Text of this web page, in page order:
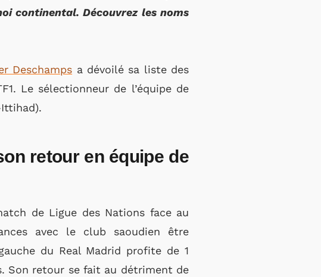
continental. Découvrez les noms
Deschamps a dévoilé sa liste des
Le sélectionneur de l’équipe de
retour en équipe de
de Ligue des Nations face au
avec le club saoudien être
du Real Madrid profite de 1
Son retour se fait au détriment de